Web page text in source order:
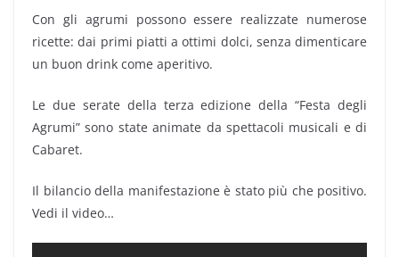
Con gli agrumi possono essere realizzate numerose
ricette: dai primi piatti a ottimi dolci, senza dimenticare
un buon drink come aperitivo.
Le due serate della terza edizione della “Festa degli
Agrumi” sono state animate da spettacoli musicali e di
Cabaret.
Il bilancio della manifestazione è stato più che positivo.
Vedi il video…